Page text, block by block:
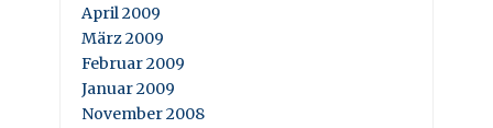
April 2009
März 2009
Februar 2009
Januar 2009
November 2008